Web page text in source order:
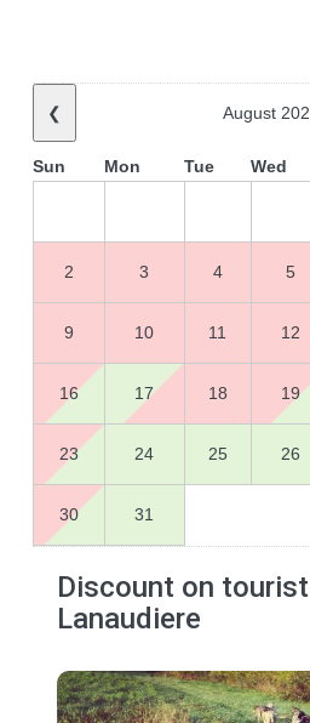
❮ August
Sun Mon Tue Wed
2 3 4 5
9 10 11 12
16 17 18 19
23 24 25 26
30 31
Discount on
Lanaudiere